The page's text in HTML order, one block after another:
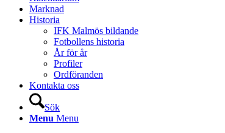
Marknad
Historia
IFK Malmös bildande
Fotbollens historia
År för år
Profiler
Ordföranden
Kontakta oss
Sök
Menu Menu